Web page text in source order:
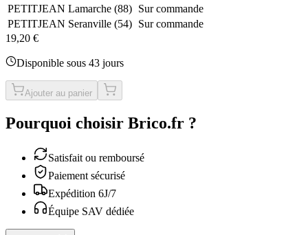
PETITJEAN Lamarche (88) Sur commande
PETITJEAN Seranville (54) Sur commande
19,20 €
Disponible sous 43 jours
Ajouter au panier
Pourquoi choisir Brico.fr ?
Satisfait ou remboursé
Paiement sécurisé
Expédition 6J/7
Équipe SAV dédiée